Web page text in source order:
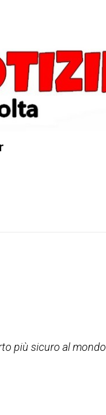
più sicuro al mondo.